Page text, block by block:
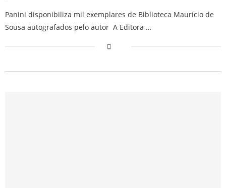
Panini disponibiliza mil exemplares de Biblioteca Maurício de
Sousa autografados pelo autor A Editora …